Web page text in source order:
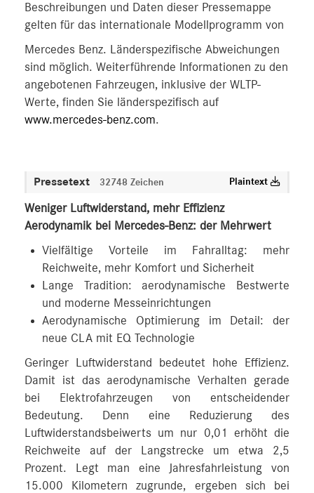
Beschreibungen und Daten dieser Pressemappe
gelten für das internationale Modellprogramm von
Mercedes Benz. Länderspezifische Abweichungen
sind möglich. Weiterführende Informationen zu den
angebotenen Fahrzeugen, inklusive der WLTP-
Werte, finden Sie länderspezifisch auf
www.mercedes-benz.com.
Pressetext 32748 Zeichen Plaintext
Weniger Luftwiderstand, mehr Effizienz
Aerodynamik bei Mercedes-Benz: der Mehrwert
Vielfältige Vorteile im Fahralltag: mehr
Reichweite, mehr Komfort und Sicherheit
Lange Tradition: aerodynamische Bestwerte
und moderne Messeinrichtungen
Aerodynamische Optimierung im Detail: der
neue CLA mit EQ Technologie
Geringer Luftwiderstand bedeutet hohe Effizienz.
Damit ist das aerodynamische Verhalten gerade
bei Elektrofahrzeugen von entscheidender
Bedeutung. Denn eine Reduzierung des
Luftwiderstandsbeiwerts um nur 0,01 erhöht die
Reichweite auf der Langstrecke um etwa 2,5
Prozent. Legt man eine Jahresfahrleistung von
15.000 Kilometern zugrunde, ergeben sich bei